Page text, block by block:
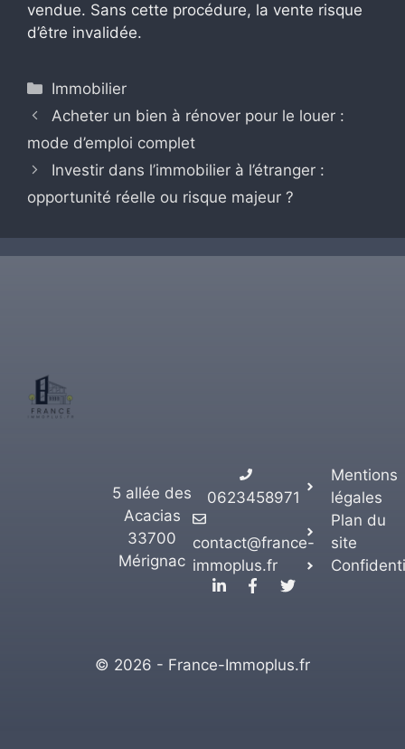
vendue. Sans cette procédure, la vente risque
d’être invalidée.
Catégories
Immobilier
Acheter un bien à rénover pour le louer :
mode d’emploi complet
Investir dans l’immobilier à l’étranger :
opportunité réelle ou risque majeur ?
5 allée des
Acacias
33700
Mérignac
0623458971
contact@france-
immoplus.fr
Mentions
légales
Plan du
site
© 2026 - France-Immoplus.fr